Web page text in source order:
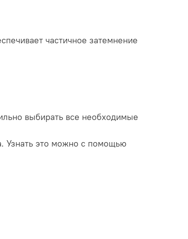
частичное затемнение
выбирать все необходимые
Узнать это можно с помощью